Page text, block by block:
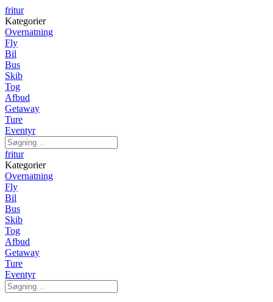
fritur
Kategorier
Overnatning
Fly
Bil
Bus
Skib
Tog
Afbud
Getaway
Ture
Eventyr
fritur
Kategorier
Overnatning
Fly
Bil
Bus
Skib
Tog
Afbud
Getaway
Ture
Eventyr